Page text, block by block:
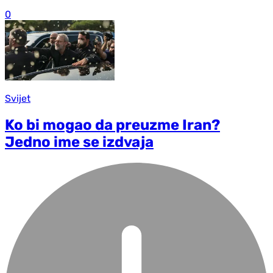
0
Svijet
Ko bi mogao da preuzme Iran?
Jedno ime se izdvaja